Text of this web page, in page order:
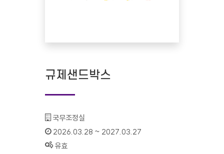
규제샌드박스
기관명 :
국무조정실
인증기간 :
2026.03.28 ~ 2027.03.27
상태 :
유효